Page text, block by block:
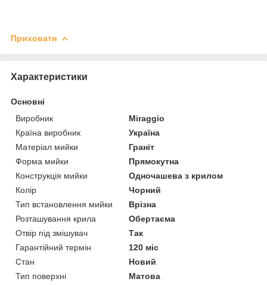
Приховати
Характеристики
Основні
Виробник
Miraggio
Країна виробник
Україна
Матеріал мийки
Граніт
Форма мийки
Прямокутна
Конструкція мийки
Одночашева з крилом
Колір
Чорний
Тип встановлення мийки
Врізна
Розташування крила
Обертаєма
Отвір під змішувач
Так
Гарантійний термін
120 міс
Стан
Новий
Тип поверхні
Матова